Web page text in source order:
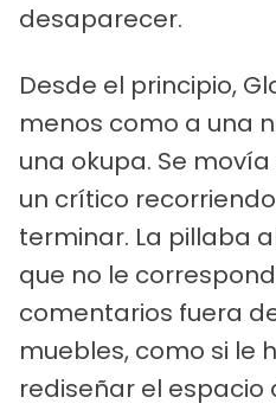
desaparecer.
Desde el principio,
menos como a una
una okupa. Se
un crítico
terminar. La pillaba
que no le
comentarios fuera
muebles, como si le
rediseñar el espacio